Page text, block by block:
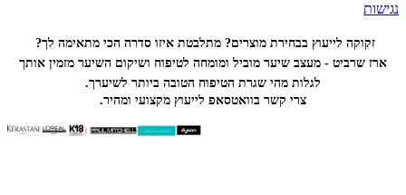
נגישות
זקוקה לייעוץ בבחירת מוצרים? מתלבטת איזו סדרה הכימתאימה לך?
ארז שרביט - מעצב שיער מוביל ומומחה לטיפוח ושיקום השיער מזמין אותך
לגלות מהי שגרת הטיפוח הטובה ביותר לשיערך.
צרי קשר בוואטסאפ לייעוץ מקצועי ומהיר.